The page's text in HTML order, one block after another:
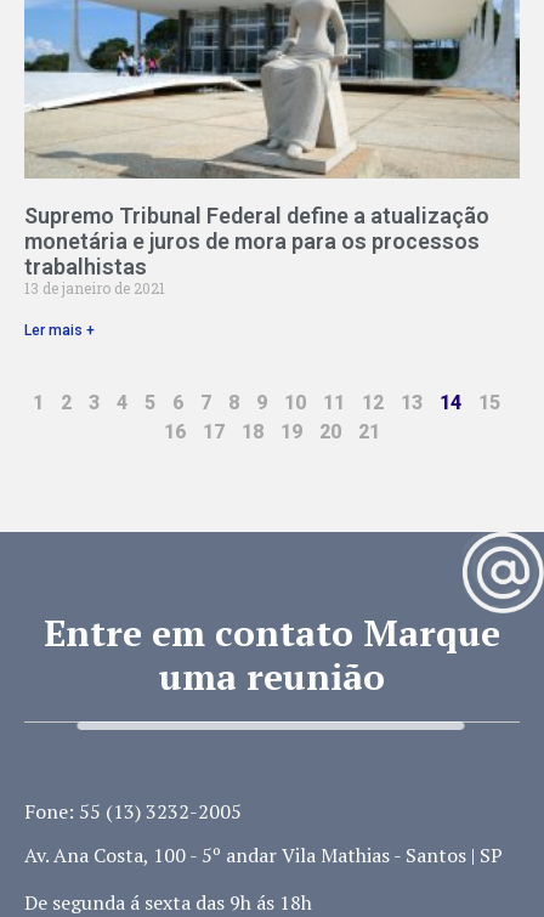
Supremo Tribunal Federal define a atualização
monetária e juros de mora para os processos
trabalhistas
13 de janeiro de 2021
Ler mais +
1 2 3 4 5 6 7 8 9 10 11 12 13 14
15
16
17 18 19 20 21
Entre em contato Marque
uma reunião
Fone: 55 (13) 3232-2005
Av. Ana Costa, 100 - 5º andar Vila Mathias - Santos | SP
De segunda á sexta das 9h ás 18h